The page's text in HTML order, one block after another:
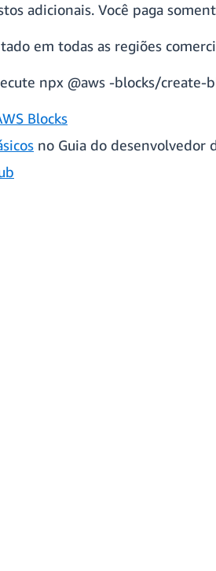
adicionais. Você paga
em todas as regiões
npx @aws -blocks/create-
Blocks
no Guia do desenvolvedor